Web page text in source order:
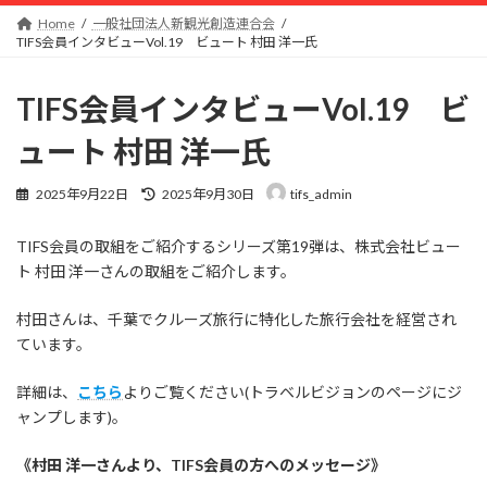
Home
一般社団法人新観光創造連合会
TIFS会員インタビューVol.19 ビュート 村田 洋一氏
TIFS会員インタビューVol.19 ビ
ュート 村田 洋一氏
2025年9月22日
最
新
日
2025年9月30日 tifs_admin
TIFS会員の取組をご紹介するシリーズ第19弾は、株式会社ビュー
ト 村田 洋一さんの取組をご紹介します。
村田さんは、千葉でクルーズ旅行に特化した旅行会社を経営され
ています。
詳細は、 こちら よりご覧ください(トラベルビジョンのページにジ
ャンプします)。
《村田 洋一さんより、TIFS会員の方へのメッセージ》